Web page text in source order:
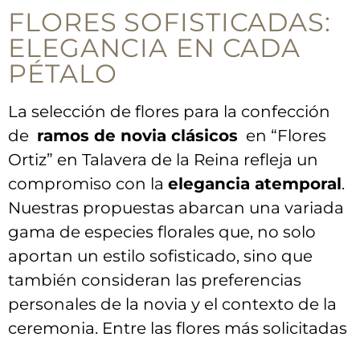
FLORES SOFISTICADAS:
ELEGANCIA ⁤EN​ CADA
PÉTALO
La selección ⁢de flores para⁤ la confección
de ⁤ ramos de novia clásicos ⁣ en “Flores
Ortiz” en Talavera‍ de‌ la Reina‍ refleja un⁤
compromiso con la elegancia atemporal.​
Nuestras propuestas abarcan una variada
gama​ de ‌especies florales que,⁤ no solo
aportan un estilo sofisticado, sino que
también consideran las ​preferencias
personales de la novia y el contexto​ de la
⁤ceremonia. Entre las⁤ flores más ⁣solicitadas